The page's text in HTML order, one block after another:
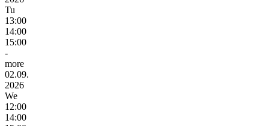
Tu
13:00
14:00
15:00
-
more
02.09.
2026
We
12:00
14:00